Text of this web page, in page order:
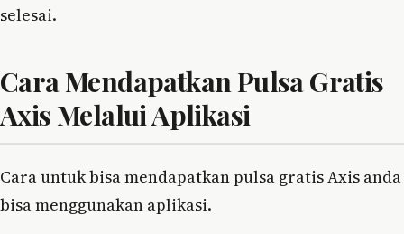
selesai.
Cara Mendapatkan Pulsa Gratis
Axis Melalui Aplikasi
Cara untuk bisa mendapatkan pulsa gratis Axis anda
bisa menggunakan aplikasi.